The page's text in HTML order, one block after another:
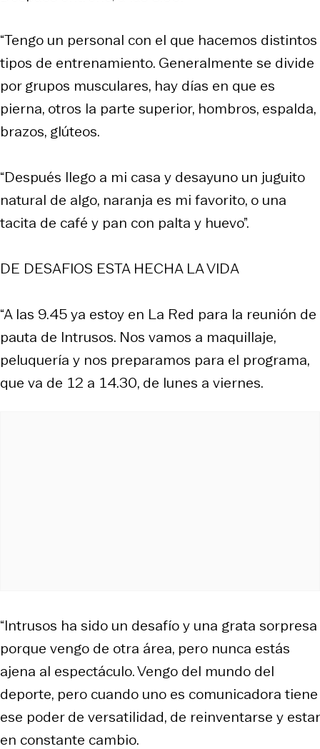
“Tengo un personal con el que hacemos distintos
tipos de entrenamiento. Generalmente se divide
por grupos musculares, hay días en que es
pierna, otros la parte superior, hombros, espalda,
brazos, glúteos.
“Después llego a mi casa y desayuno un juguito
natural de algo, naranja es mi favorito, o una
tacita de café y pan con palta y huevo”.
DE DESAFIOS ESTA HECHA LA VIDA
“A las 9.45 ya estoy en La Red para la reunión de
pauta de Intrusos. Nos vamos a maquillaje,
peluquería y nos preparamos para el programa,
que va de 12 a 14.30, de lunes a viernes.
“Intrusos ha sido un desafío y una grata sorpresa
porque vengo de otra área, pero nunca estás
ajena al espectáculo. Vengo del mundo del
deporte, pero cuando uno es comunicadora tiene
ese poder de versatilidad, de reinventarse y estar
en constante cambio.